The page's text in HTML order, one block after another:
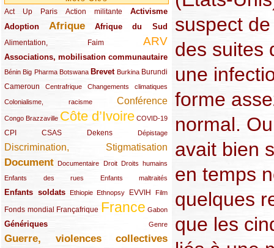
Act Up Paris
(49/289) Action militante
(32/289) Activisme
(73/289)
Adoption
(82/289) Afrique
(161/289) Afrique du Sud
(73/289)
Alimentation, Faim
(48/289) ARV
(203/289)
Associations, mobilisation communautaire
(65/289)
Bénin
(13/289)Big Pharma
(16/289) Botswana
(9/289) Brevet
(83/289) Burkina
(18/289) Burundi
(30/289)
Cameroun
(47/289) Centrafrique
(23/289) Changements climatiques
(10/289)
Colonialisme, racisme
(19/289) Conférence
(118/289)
Congo Brazzaville
(24/289) Côte d’Ivoire
(263/289) COVID-19
(13/289)
CPI
(48/289) CSAS
(32/289) Dekens
(29/289) Dépistage
(19/289)
Discrimination, Stigmatisation
(131/289)
Document
(145/289) Documentaire
(9/289) Droit
(20/289) Droits humains
(22/289)
Enfants des rues
(21/289) Enfants maltraités
(10/289)
Enfants soldats
(68/289) Ethiopie
(12/289) Ethnopsy
(15/289) EVVIH
(55/289) Film
(22/289)
Fonds mondial
(48/289) Françafrique
(39/289) France
(289/289) Gabon
(12/289)
Génériques
(59/289) Genre
(22/289)
Guerre, violences collectives
(149/289)
suspect
des suites
une
forme
normal.
avait bien
en temps
quelques
que les